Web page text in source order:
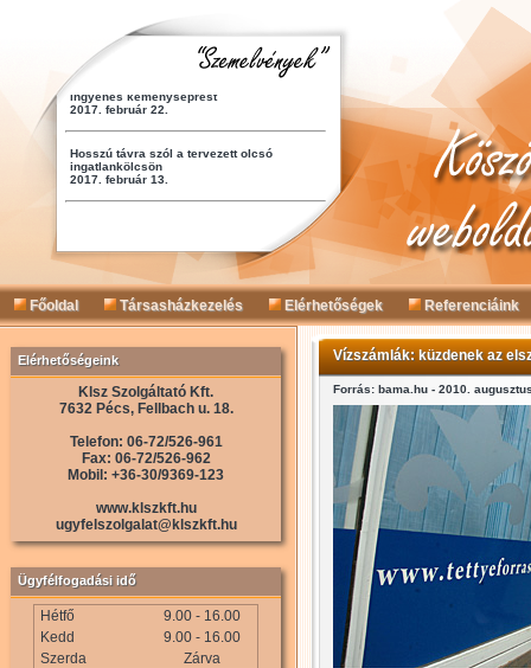
Főoldal Társasházkezelés Elérhetőségek Referenciáink
Elérhetőségeink
Klsz Szolgáltató Kft.
7632 Pécs, Fellbach u. 18.
Telefon: 06-72/526-961
Fax: 06-72/526-962
Mobil: +36-30/9369-123
www.klszkft.hu
ugyfelszolgalat@klszkft.hu
Ügyfélfogadási idő
Hétfő
9.00 - 16.00
Kedd
9.00 - 16.00
Szerda
Zárva
Vízszámlák: küzdenek az
Forrás: bama.hu - 2010.